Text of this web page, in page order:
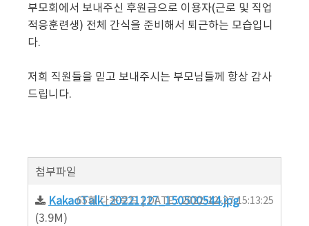
부모회에서 보내주신 후원금으로 이용자(근로 및 직업
적응훈련생) 전체 간식을 준비해서 퇴근하는 모습입니
다.
저희 직원들을 믿고 보내주시는 부모님들께 항상 감사
드립니다.
첨부파일
KakaoTalk_20221227_150500544.jpg
(3.9M)
65회 다운로드 | DATE : 2022-12-27 15:13:25